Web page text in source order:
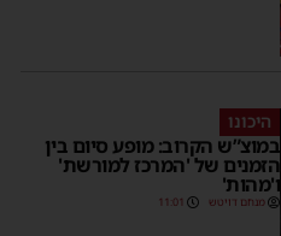
היכונו
במוצ”ש הקרוב: מופע סיום בין
הזמנים של 'המרכז למורשת'
ו'מהות'
מנחם דויטש 11:01